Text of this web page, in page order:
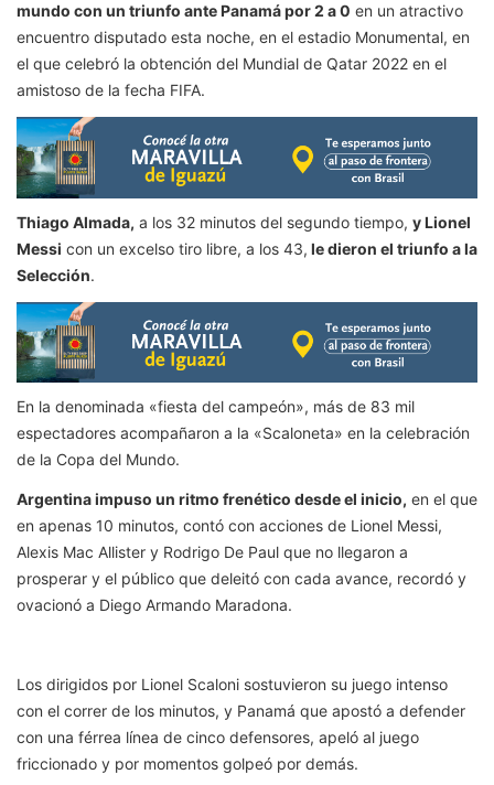
mundo con un triunfo ante Panamá por 2 a 0 en un atractivo
encuentro disputado esta noche, en el estadio Monumental, en
el que celebró la obtención del Mundial de Qatar 2022 en el
amistoso de la fecha FIFA.
Thiago Almada, a los 32 minutos del segundo tiempo, y Lionel
Messi con un excelso tiro libre, a los 43, le dieron el triunfo a la
Selección.
En la denominada «fiesta del campeón», más de 83 mil
espectadores acompañaron a la «Scaloneta» en la celebración
de la Copa del Mundo.
Argentina impuso un ritmo frenético desde el inicio, en el que
en apenas 10 minutos, contó con acciones de Lionel Messi,
Alexis Mac Allister y Rodrigo De Paul que no llegaron a
prosperar y el público que deleitó con cada avance, recordó y
ovacionó a Diego Armando Maradona.
Los dirigidos por Lionel Scaloni sostuvieron su juego intenso
con el correr de los minutos, y Panamá que apostó a defender
con una férrea línea de cinco defensores, apeló al juego
friccionado y por momentos golpeó por demás.